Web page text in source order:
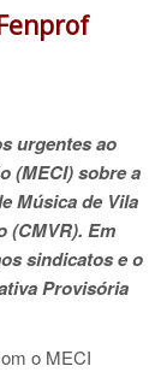
urgentes ao
(MECI) sobre a
Música de Vila
(CMVR). Em
sindicatos e o
Provisória
o MECI